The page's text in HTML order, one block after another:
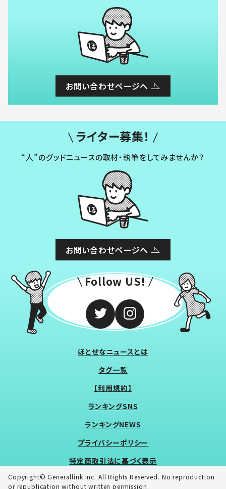
お問い合わせページへ
ライター募集！
“人”のグッドニュースの取材・執筆をしてみませんか？
お問い合わせページへ
Follow US!
ほとせなニュースとは
タグ一覧
【利用規約】
ランキングSNS
ランキングNEWS
プライバシーポリシー
特定商取引法に基づく表示
Copyright© Generallink inc. All Rights Reserved. No reproduction
or republication without written permission.